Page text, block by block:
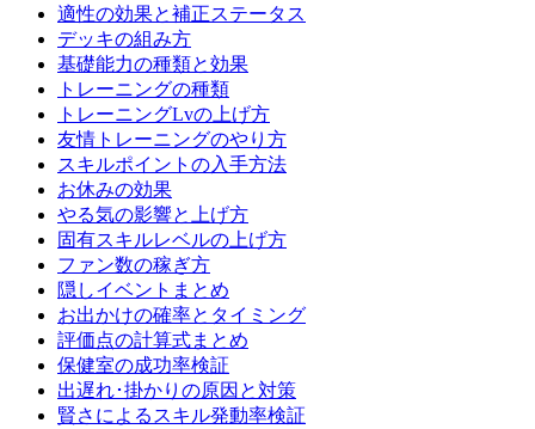
適性の効果と補正ステータス
デッキの組み方
基礎能力の種類と効果
トレーニングの種類
トレーニングLvの上げ方
友情トレーニングのやり方
スキルポイントの入手方法
お休みの効果
やる気の影響と上げ方
固有スキルレベルの上げ方
ファン数の稼ぎ方
隠しイベントまとめ
お出かけの確率とタイミング
評価点の計算式まとめ
保健室の成功率検証
出遅れ･掛かりの原因と対策
賢さによるスキル発動率検証